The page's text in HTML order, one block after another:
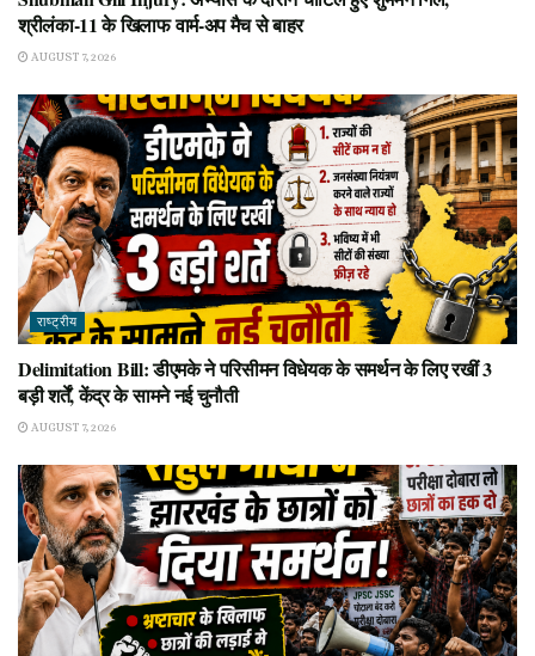
श्रीलंका-11 के खिलाफ वार्म-अप मैच से बाहर
AUGUST 7, 2026
राष्ट्रीय
Delimitation Bill: डीएमके ने परिसीमन विधेयक के समर्थन के लिए रखीं 3
बड़ी शर्तें, केंद्र के सामने नई चुनौती
AUGUST 7, 2026